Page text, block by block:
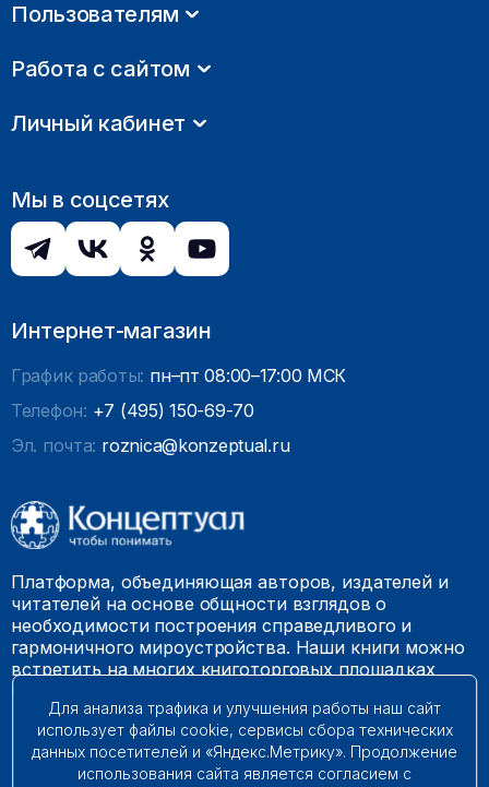
Пользователям
Работа с сайтом
Личный кабинет
Мы в соцсетях
Интернет-магазин
График работы: пн–пт 08:00–17:00 МСК
Телефон: +7 (495) 150-69-70
Эл. почта: roznica@konzeptual.ru
Платформа, объединяющая авторов, издателей и
читателей на основе общности взглядов о
необходимости построения справедливого и
гармоничного мироустройства. Наши книги можно
встретить на многих книготорговых площадках
© 2009 – 2026. Все права защищены.
Для анализа трафика и улучшения работы наш сайт
использует файлы cookie, сервисы сбора технических
данных посетителей и «Яндекс.Метрику». Продолжение
использования сайта является согласием с